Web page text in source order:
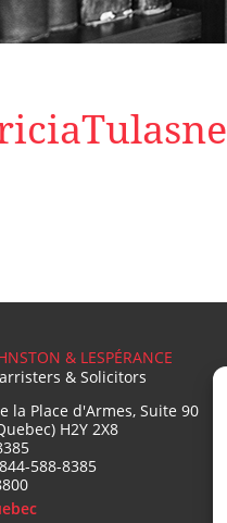
& LESPÉRANCE
& Solicitors
la Place d'Armes, Suite 90
H2Y 2X8
588-8385